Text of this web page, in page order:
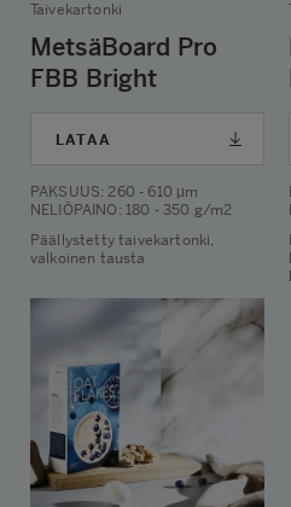
Taivekartonki
MetsäBoard Pro
FBB Bright
LATAA
PAKSUUS: 260 - 610 μm
NELIÖPAINO : 180 - 350 g/m2
Päällystetty taivekartonki,
valkoinen tausta